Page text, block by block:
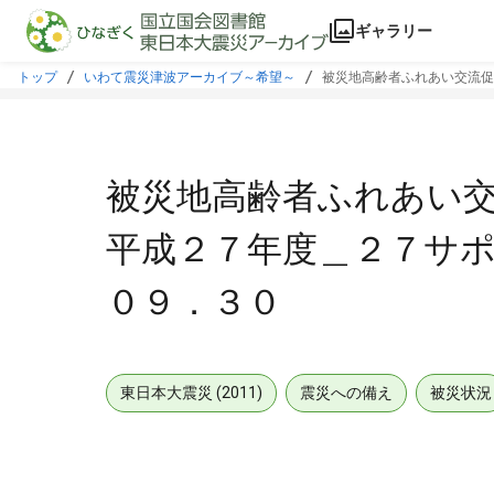
本文に飛ぶ
ギャラリー
トップ いわて震災津波アーカイブ～希望～ 被災地高齢者ふれあい交流
被災地高齢者ふれあい交
平成２７年度＿２７
０９．３０
東日本大震災 (2011) 震災への備え 被災状況